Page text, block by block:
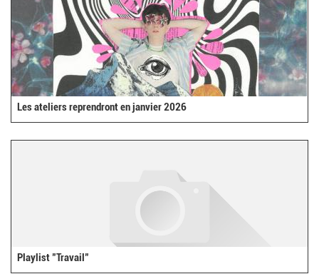
Les ateliers reprendront en janvier 2026
Playlist "Travail"